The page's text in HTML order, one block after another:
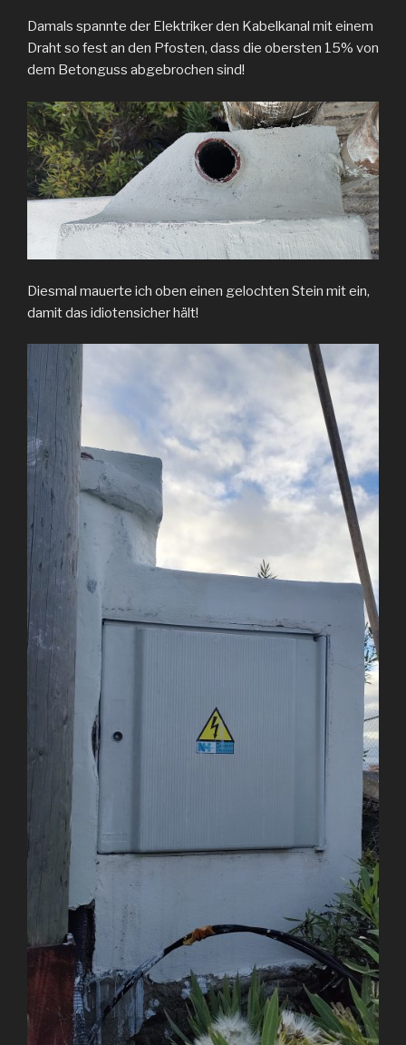
Damals spannte der Elektriker den Kabelkanal mit einem
Draht so fest an den Pfosten, dass die obersten 15% von
dem Betonguss abgebrochen sind!
Diesmal mauerte ich oben einen gelochten Stein mit ein,
damit das idiotensicher hält!